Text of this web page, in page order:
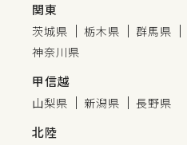
関東
茨城県 栃木県 群馬県
神奈川県
甲信越
山梨県 新潟県 長野県
北陸